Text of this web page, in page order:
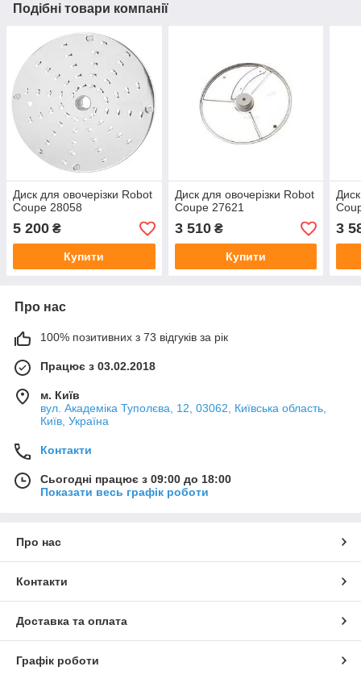
Подібні товари компанії
Диск для овочерізки Robot
Coupe 28058
5 200 ₴
Купити
Диск для овочерізки Robot
Coupe 27621
3 510₴
Купити
3
Про нас
100% позитивних з 73 відгуків за рік
Працює з 03.02.2018
м. Київ
вул. Академіка Туполєва, 12, 03062, Київська область,
Київ, Україна
Контакти
Сьогодні працює з 09:00 до 18:00
Показати весь графік роботи
Про нас
Контакти
Доставка та оплата
Графік роботи